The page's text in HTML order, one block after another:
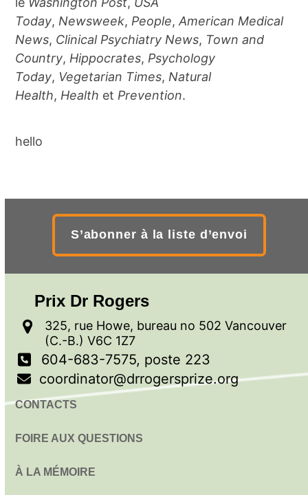
Today, Newsweek, People,American Medical
News, Clinical Psychiatry News, Town and
Country, Hippocrates, Psychology
Today, Vegetarian Times, Natural
Health, Health et Prevention.
hello
S’abonner à la liste d’envoi
Prix Dr Rogers
325, rue Howe, bureau no 502 Vancouver
(C.-B.) V6C 1Z7
604-683-7575, poste 223
coordinator@drrogersprize.org
CONTACTS
FOIRE AUX QUESTIONS
À LA MÉMOIRE